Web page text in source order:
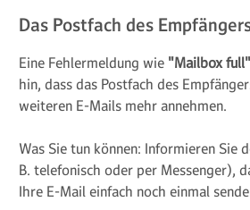
Das Postfach des
Eine Fehlermeldung wie "Mailbox full"
hin, dass das Postfach des
weiteren E-Mails mehr annehmen.
Was Sie tun können: Informieren Sie
B. telefonisch oder per Messenger),
Ihre E-Mail einfach noch einmal